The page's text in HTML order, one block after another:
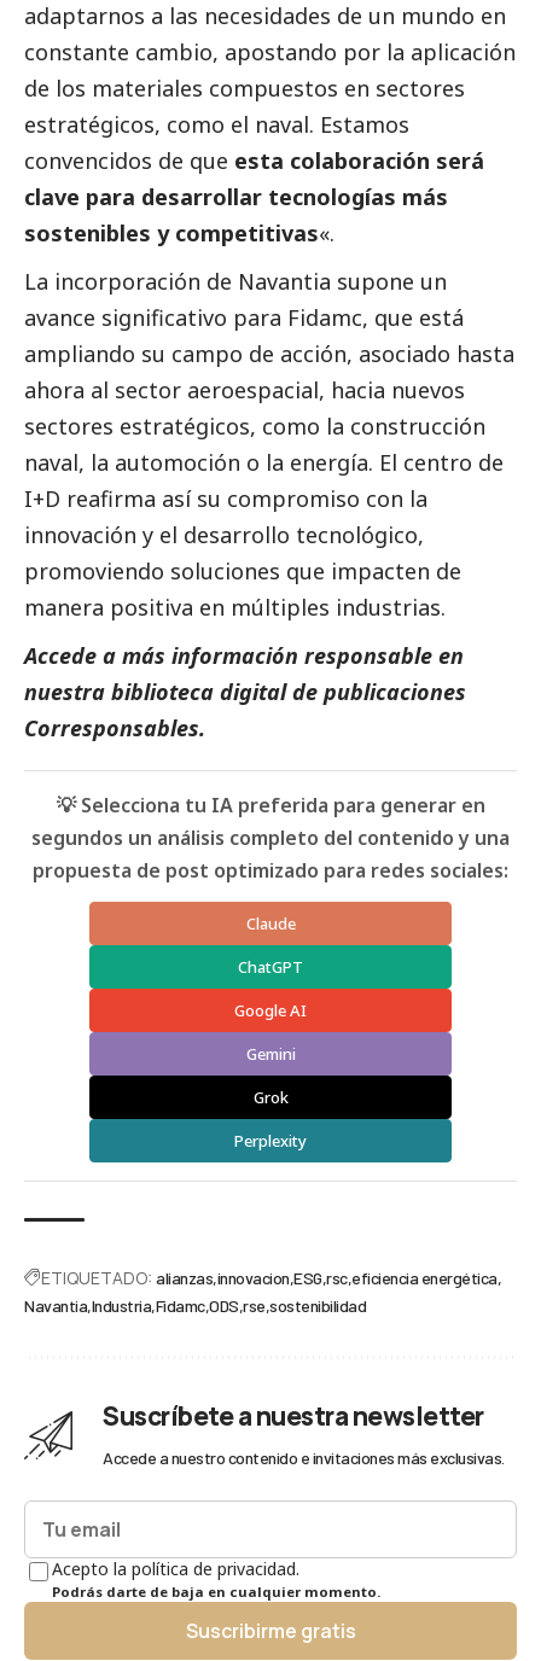
adaptarnos a las necesidades de un mundo en
constante cambio, apostando por la aplicación
de los materiales compuestos en sectores
estratégicos, como el naval. Estamos
convencidos de que esta colaboración será
clave para desarrollar tecnologías más
sostenibles y competitivas«.
La incorporación de Navantia supone un
avance significativo para Fidamc, que está
ampliando su campo de acción, asociado hasta
ahora al sector aeroespacial, hacia nuevos
sectores estratégicos, como la construcción
naval, la automoción o la energía. El centro de
I+D reafirma así su compromiso con la
innovación y el desarrollo tecnológico,
promoviendo soluciones que impacten de
manera positiva en múltiples industrias.
Accede a más información responsable en
nuestra biblioteca digital de publicaciones
Corresponsables.
💡 Selecciona tu IA preferida para generar en
segundos un análisis completo del contenido y una
propuesta de post optimizado para redes sociales:
Claude
ChatGPT
Google AI
Gemini
Grok
Perplexity
ETIQUETADO: alianzas innovacion ESG rsc eficiencia energética
Navantia Industria Fidamc ODS rse sostenibilidad
Suscríbete a nuestra newsletter
Accede a nuestro contenido e invitaciones más exclusivas.
Acepto la política de privacidad.
Podrás darte de baja en cualquier momento.
Suscribirme gratis